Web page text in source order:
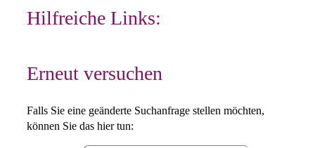
Hilfreiche Links:
Erneut versuchen
Falls Sie eine geänderte Suchanfrage stellen möchten,
können Sie das hier tun: